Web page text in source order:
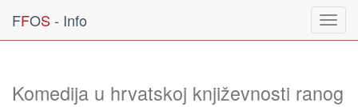
FFOS - Info
Komedija u hrvatskoj književnosti ranog